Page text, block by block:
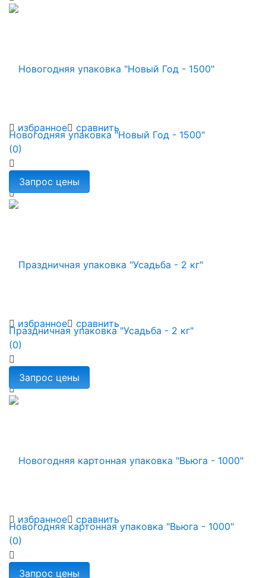
избранное сравнить
избранное сравнить
Новогодняя упаковка "Новый Год - 1500"
(0)
избранное сравнить
Праздничная упаковка "Усадьба - 2 кг"
(0)
Новогодняя картонная упаковка "Вьюга - 1000"
(0)